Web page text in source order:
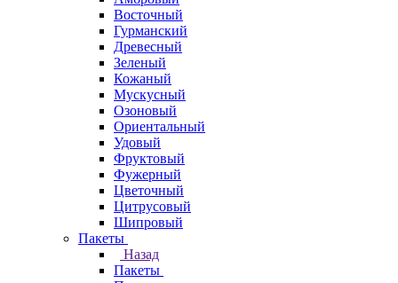
Восточный
Гурманский
Древесный
Зеленый
Кожаный
Мускусный
Озоновый
Ориентальный
Удовый
Фруктовый
Фужерный
Цветочный
Цитрусовый
Шипровый
Пакеты
Назад
Пакеты